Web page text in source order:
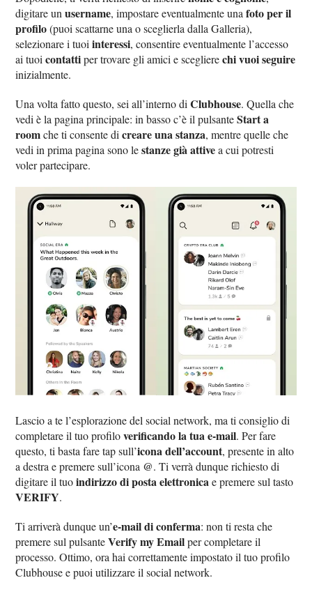
digitare unusername, impostare eventualmente unafoto per il
profilo(puoi scattarne una o sceglierla dalla Galleria),
selezionare i tuoiinteressi, consentire eventualmente l’accesso
ai tuoicontattiper trovare gli amici e sceglierechi vuoi seguire
inizialmente.
Una volta fatto questo, sei all’interno diClubhouse. Quella che
vedi è la pagina principale: in basso c’è il pulsanteStart a
roomche ti consente dicreare una stanza, mentre quelle che
vedi in prima pagina sono lestanze già attivea cui potresti
voler partecipare.
Lascio a te l’esplorazione del social network, ma ti consiglio di
completare il tuo profiloverificando la tua e-mail. Per fare
questo, ti basta fare tap sull’icona dell’account, presente in alto
a destra e premere sull’icona @. Ti verrà dunque richiesto di
digitare il tuoindirizzo di posta elettronicae premere sul tasto
VERIFY.
Ti arriverà dunque un’e-mail di conferma: non ti resta che
premere sul pulsanteVerify my Emailper completare il
processo. Ottimo, ora hai correttamente impostato il tuo profilo
Clubhouse e puoi utilizzare il social network.